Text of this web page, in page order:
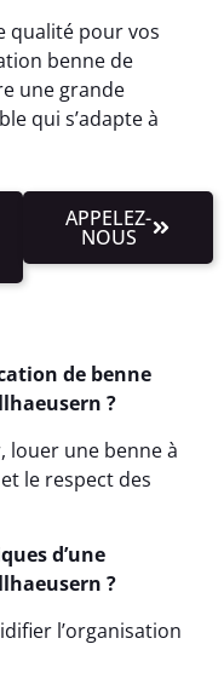
qualité pour vos
benne de
une grande
qui s’adapte à
APPELEZ-
NOUS
de benne
?
louer une benne à
le respect des
d’une
?
l’organisation